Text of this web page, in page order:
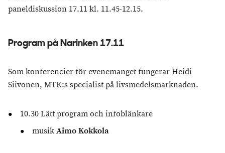
paneldiskussion 17.11 kl. 11.45-12.15.
Program på Narinken 17.11
Som konferencier för evenemanget fungerar Heidi
Siivonen, MTK:s specialist på livsmedelsmarknaden.
10.30 Lätt program och infoblänkare
musikAimo Kokkola